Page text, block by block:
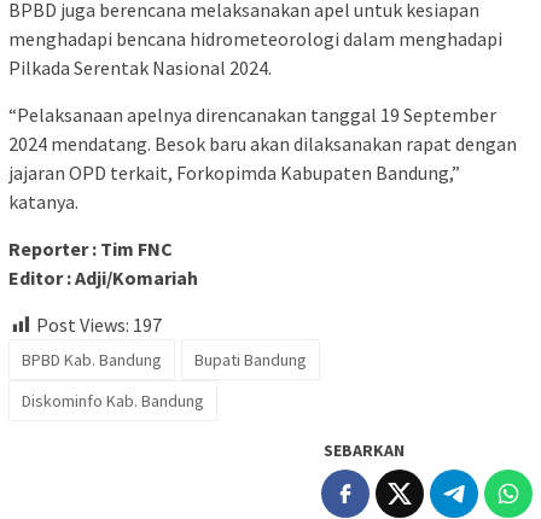
BPBD juga berencana melaksanakan apel untuk kesiapan
menghadapi bencana hidrometeorologi dalam menghadapi
Pilkada Serentak Nasional 2024.
“Pelaksanaan apelnya direncanakan tanggal 19 September
2024 mendatang. Besok baru akan dilaksanakan rapat dengan
jajaran OPD terkait, Forkopimda Kabupaten Bandung,”
katanya.
Reporter : Tim FNC
Editor : Adji/Komariah
Post Views: 197
BPBD Kab. Bandung
Bupati Bandung
Diskominfo Kab. Bandung
SEBARKAN